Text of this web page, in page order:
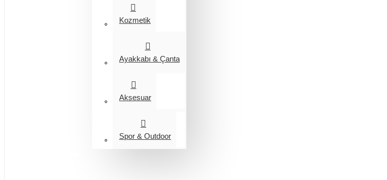
Kozmetik
Ayakkabı & Çanta
Aksesuar
Spor & Outdoor